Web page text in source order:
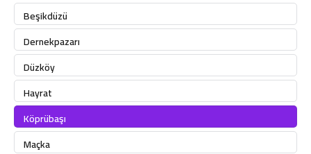
Beşikdüzü
Dernekpazarı
Düzköy
Hayrat
Köprübaşı
Maçka